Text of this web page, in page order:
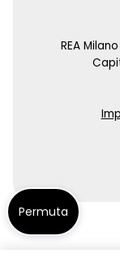
REA
Permuta